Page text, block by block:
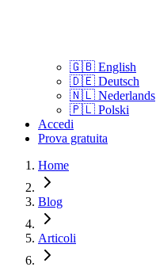
🇬🇧 English
🇩🇪 Deutsch
🇳🇱 Nederlands
🇵🇱 Polski
Accedi
Prova gratuita
Home
Blog
Articoli